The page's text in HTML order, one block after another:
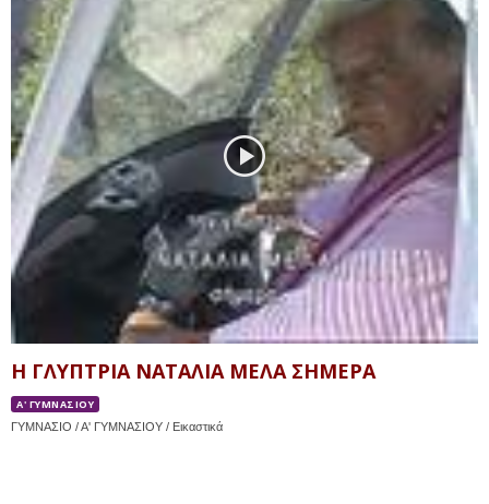
Η ΓΛΥΠΤΡΙΑ ΝΑΤΑΛΙΑ ΜΕΛΑ ΣΗΜΕΡΑ
Α' ΓΥΜΝΑΣΙΟΥ
ΓΥΜΝΑΣΙΟ / Α' ΓΥΜΝΑΣΙΟΥ / Εικαστικά